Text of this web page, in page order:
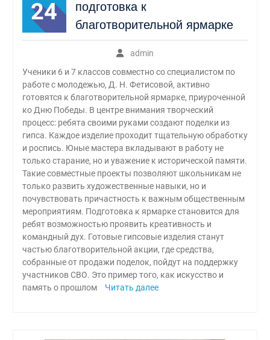
24
подготовка к
благотворительной ярмарке
admin
Ученики 6 и 7 классов совместно со специалистом по
работе с молодежью, Д. Н. Фетисовой, активно
готовятся к благотворительной ярмарке, приуроченной
ко Дню Победы. В центре внимания творческий
процесс: ребята своими руками создают поделки из
гипса. Каждое изделие проходит тщательную обработку
и роспись. Юные мастера вкладывают в работу не
только старание, но и уважение к исторической памяти.
Такие совместные проекты позволяют школьникам не
только развить художественные навыки, но и
почувствовать причастность к важным общественным
мероприятиям. Подготовка к ярмарке становится для
ребят возможностью проявить креативность и
командный дух. Готовые гипсовые изделия станут
частью благотворительной акции, где средства,
собранные от продажи поделок, пойдут на поддержку
участников СВО. Это пример того, как искусство и
память о прошлом
Читать далее